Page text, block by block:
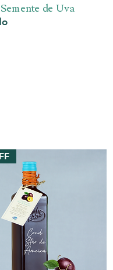
rápida
de Uva